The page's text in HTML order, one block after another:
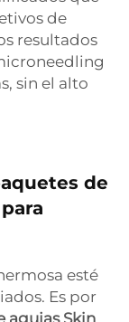
de
resultados
sin el alto
de
esté
Es por